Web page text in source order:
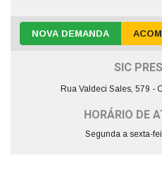
NOVA DEMANDA
SIC
Rua Valdeci Sales, 579 -
HORÁRIO DE
Segunda a sexta-